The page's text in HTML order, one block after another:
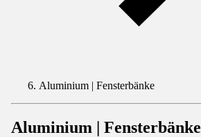
Aluminium | Fensterbänke
Aluminium | Fensterbänke